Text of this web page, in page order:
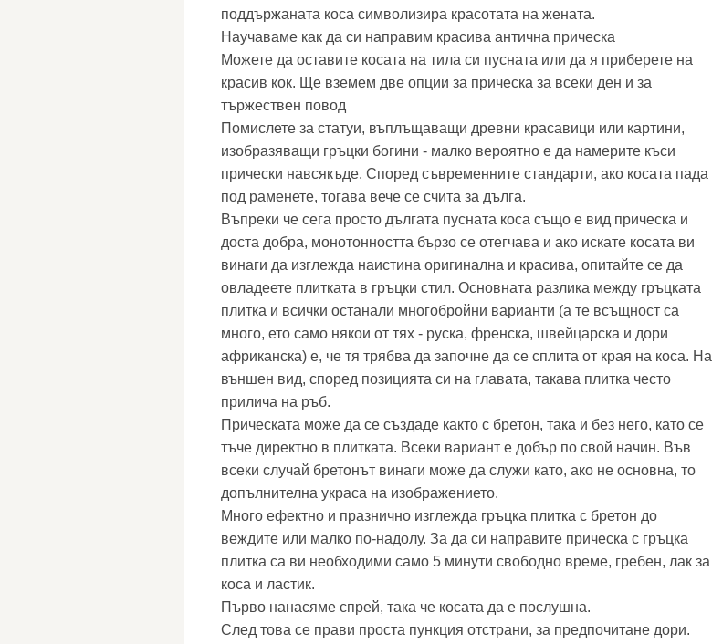
поддържаната коса символизира красотата на жената.
Научаваме как да си направим красива антична прическа
Можете да оставите косата на тила си пусната или да я приберете на
красив кок. Ще вземем две опции за прическа за всеки ден и за
тържествен повод
Помислете за статуи, въплъщаващи древни красавици или картини,
изобразяващи гръцки богини - малко вероятно е да намерите къси
прически навсякъде. Според съвременните стандарти, ако косата пада
под раменете, тогава вече се счита за дълга.
Въпреки че сега просто дългата пусната коса също е вид прическа и
доста добра, монотонността бързо се отегчава и ако искате косата ви
винаги да изглежда наистина оригинална и красива, опитайте се да
овладеете плитката в гръцки стил. Основната разлика между гръцката
плитка и всички останали многобройни варианти (а те всъщност са
много, ето само някои от тях - руска, френска, швейцарска и дори
африканска) е, че тя трябва да започне да се сплита от края на коса. На
външен вид, според позицията си на главата, такава плитка често
прилича на ръб.
Прическата може да се създаде както с бретон, така и без него, като се
тъче директно в плитката. Всеки вариант е добър по свой начин. Във
всеки случай бретонът винаги може да служи като, ако не основна, то
допълнителна украса на изображението.
Много ефектно и празнично изглежда гръцка плитка с бретон до
веждите или малко по-надолу. За да си направите прическа с гръцка
плитка са ви необходими само 5 минути свободно време, гребен, лак за
коса и ластик.
Първо нанасяме спрей, така че косата да е послушна.
След това се прави проста пункция отстрани, за предпочитане дори.